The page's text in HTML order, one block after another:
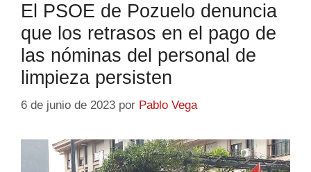
El PSOE de Pozuelo denuncia
que los retrasos en el pago de
las nóminas del personal de
limpieza persisten
6 de junio de 2023 por Pablo Vega